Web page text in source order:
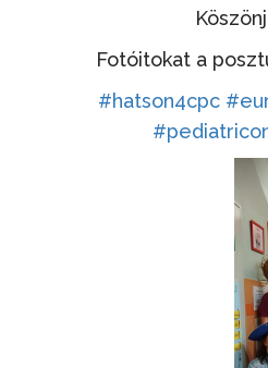
Fotóitokat a
#hatson4cpc